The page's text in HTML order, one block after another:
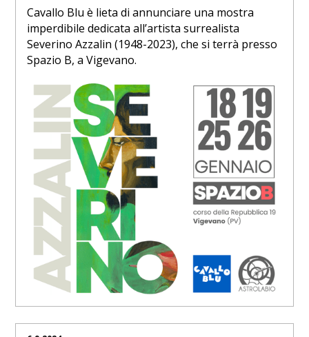
Cavallo Blu è lieta di annunciare una mostra
imperdibile dedicata all’artista surrealista
Severino Azzalin (1948-2023), che si terrà presso
Spazio B, a Vigevano.